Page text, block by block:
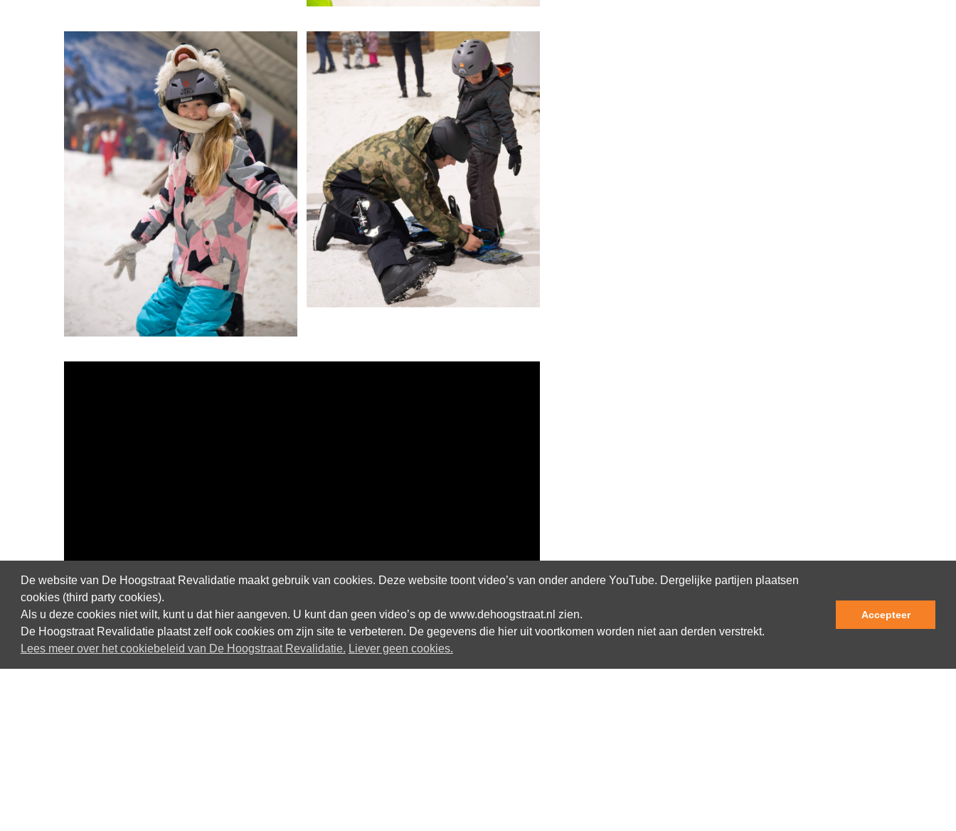
De website van De Hoogstraat Revalidatie maakt gebruik van cookies. Deze website toont video’s van onder andere YouTube. Dergelijke partijen plaatsen
cookies (third party cookies).
Als u deze cookies niet wilt, kunt u dat hier aangeven. U kunt dan geen video’s op de www.dehoogstraat.nl zien.
De Hoogstraat Revalidatie plaatst zelf ook cookies om zijn site te verbeteren. De gegevens die hier uit voortkomen worden niet aan derden verstrekt.
Lees meer over het cookiebeleid van De Hoogstraat Revalidatie. Liever geen cookies.
Accepteer